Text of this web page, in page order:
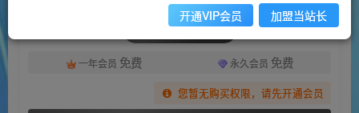
此内容为付费阅读，请付费后查看
会员专属资源
一年会员 免费 永久会员 免费
您暂无购买权限，请先开通会员
开通VIP会员 加盟当站长